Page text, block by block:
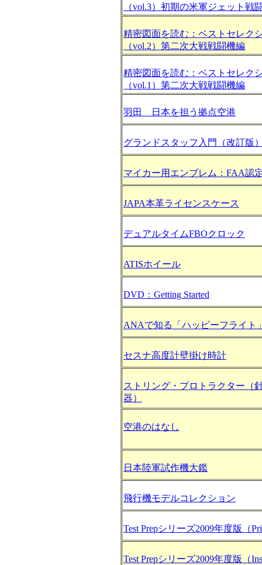
（vol.3）初期の米軍ジェット戦
精密図面を読む：ベストセレク
（vol.2）第二次大戦戦闘機編
精密図面を読む：ベストセレク
（vol.1）第二次大戦戦闘機編
羽田 日本を担う拠点空港
グランドスタッフ入門（改訂版
マイカー用エンブレム：FAA認
JAPA本革ライセンスケース
デュアルタイムFBOクロック
ATISホイール
DVD：Getting Started
ANAで知る「ハッピーフライト
セスナ高度計壁掛け時計
ストリング・プロトラクター（
器）
空港のはなし
日本陸軍試作機大鑑
飛行機モデルコレクション
Test Prepシリーズ2009年度版（
Test Prepシリーズ2009年度版（